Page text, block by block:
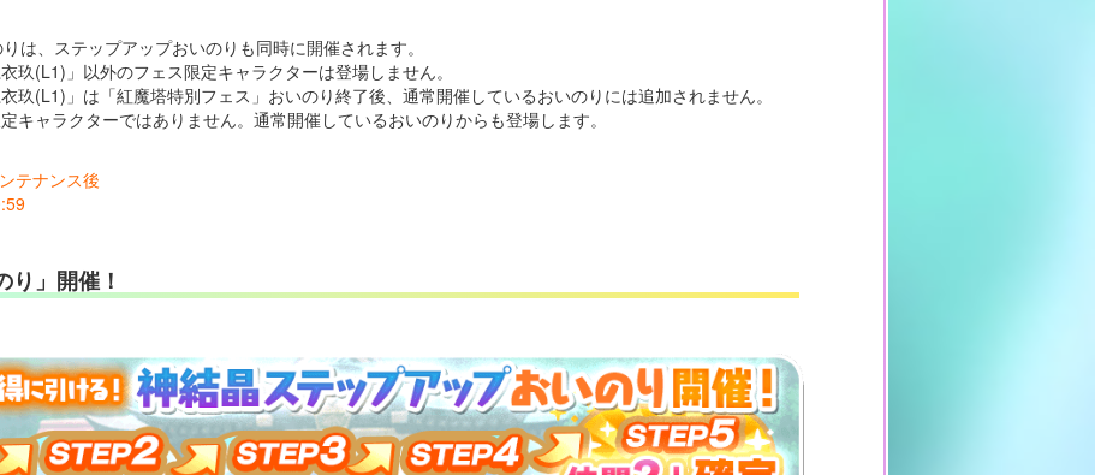
は、ステップアップおいのりも同時に開催されます。
玖(L1)」以外のフェス限定キャラクターは登場しません。
玖(L1)」は「紅魔塔特別フェス」おいのり終了後、通常開催しているおいのりには追加されません。
キャラクターではありません。通常開催しているおいのりからも登場します。
テナンス後
り」開催！